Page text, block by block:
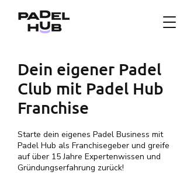
Dein eigener Padel
Club mit Padel Hub
Franchise
Starte dein eigenes Padel Business mit
Padel Hub als Franchisegeber und greife
auf über 15 Jahre Expertenwissen und
Gründungserfahrung zurück! ​